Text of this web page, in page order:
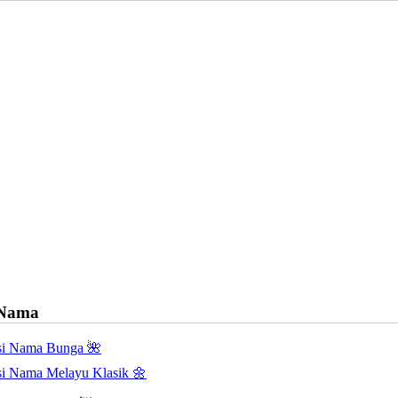
Nama Bunga 🌺
Nama Melayu Klasik 🌼